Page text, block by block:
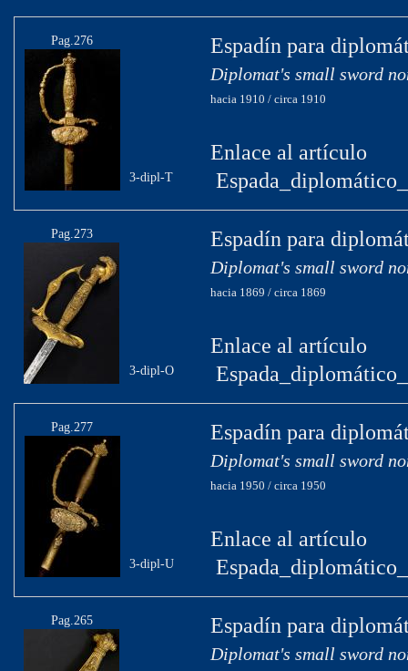
Pag.276
3-dipl-T
Espadín para
Diplomat's small sword
hacia 1910 / circa 1910
Enlace al artículo
Pag.273
3-dipl-O
Espadín para
Diplomat's small sword
hacia 1869 / circa 1869
Enlace al artículo
Pag.277
3-dipl-U
Espadín para
Diplomat's small sword
hacia 1950 / circa 1950
Enlace al artículo
Pag.265 Espadín para
Diplomat's small sword